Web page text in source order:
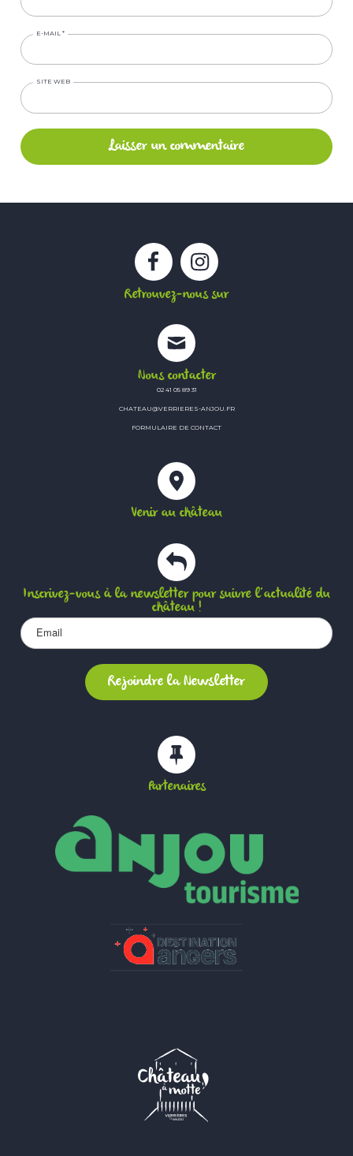
E-MAIL *
SITE WEB
Retrouvez-nous sur
FacebookInstagram
Nous contacter
02 41 05 89 31
CHATEAU@VERRIERES-ANJOU.FR
FORMULAIRE DE CONTACT
Venir au château
Inscrivez-vous à la newsletter pour suivre l’actualité du
château !
Partenaires